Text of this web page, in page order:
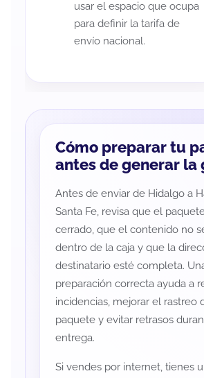
usar el espacio que ocupa
para definir la tarifa de
envío nacional.
Cómo preparar tu
antes de generar la
Antes de enviar de Hidalgo a
Santa Fe, revisa que el
cerrado, que el contenido no
dentro de la caja y que la
destinatario esté completa.
preparación correcta ayuda a
incidencias, mejorar el rastreo
paquete y evitar retrasos
entrega.
Si vendes por internet, tienes